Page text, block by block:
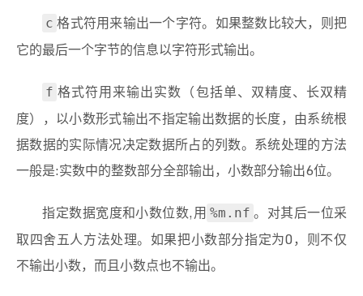
c 格式符用来输出一个字符。如果整数比较大，则把
它的最后一个字节的信息以字符形式输出。
f 格式符用来输出实数（包括单、双精度、长双精
度），以小数形式输出不指定输出数据的长度，由系统根
据数据的实际情况决定数据所占的列数。系统处理的方法
一般是:实数中的整数部分全部输出，小数部分输出6位。
指定数据宽度和小数位数,用 %m.nf 。对其后一位采
取四舍五人方法处理。如果把小数部分指定为0，则不仅
不输出小数，而且小数点也不输出。